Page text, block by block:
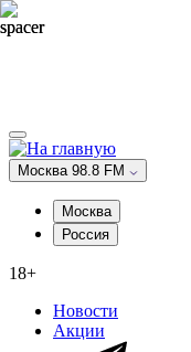
Москва 98.8 FM
Москва
Россия
18+
Новости
Акции